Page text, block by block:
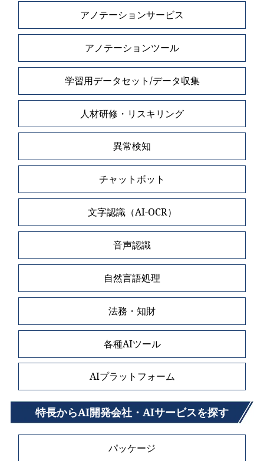
アノテーションサービス
アノテーションツール
学習用データセット/データ収集
人材研修・リスキリング
異常検知
チャットボット
文字認識（AI-OCR）
音声認識
自然言語処理
法務・知財
各種AIツール
AIプラットフォーム
特長からAI開発会社・AIサービスを探す
パッケージ